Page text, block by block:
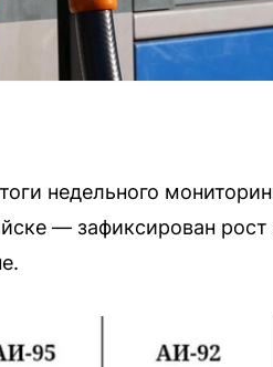
недельного
— зафиксирован рост